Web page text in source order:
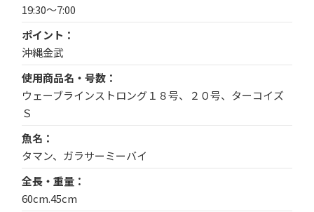
19:30〜7:00
ポイント
沖縄金武
使用商品名・号数
ウェーブラインストロング１８号、２０号、ターコイズ
Ｓ
魚名
タマン、ガラサーミーバイ
全長・重量
60cm.45cm